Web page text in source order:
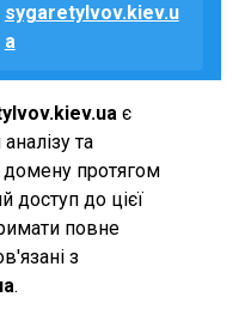
sygaretylvov.kiev.u
a
є
та
домену протягом
доступ до цієї
повне
з
.